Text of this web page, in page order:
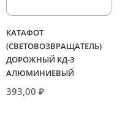
КАТАФОТ
(СВЕТОВОЗВРАЩАТЕЛЬ)
ДОРОЖНЫЙ КД-3
АЛЮМИНИЕВЫЙ
393,00₽